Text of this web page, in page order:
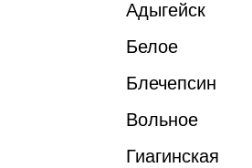
Адыгейск
Белое
Блечепсин
Вольное
Гиагинская